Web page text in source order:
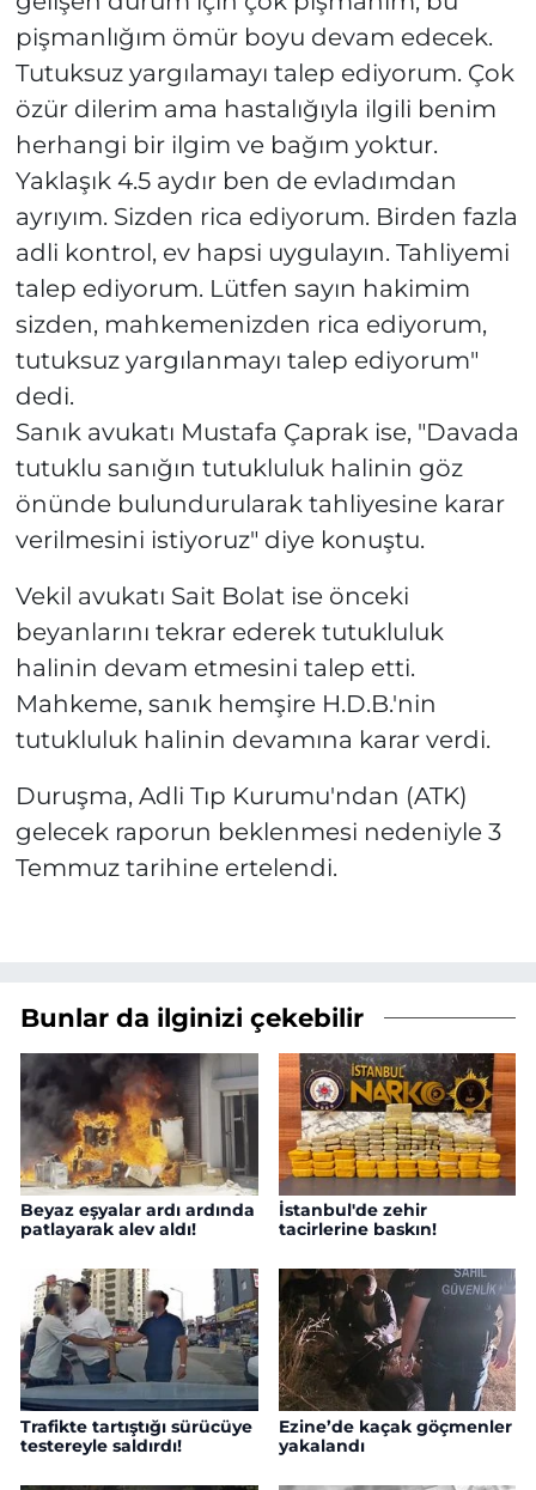
pişmanlığım ömür boyu devam edecek.
Tutuksuz yargılamayı talep ediyorum. Çok
özür dilerim ama hastalığıyla ilgili benim
herhangi bir ilgim ve bağım yoktur.
Yaklaşık 4.5 aydır ben de evladımdan
ayrıyım. Sizden rica ediyorum. Birden fazla
adli kontrol, ev hapsi uygulayın. Tahliyemi
talep ediyorum. Lütfen sayın hakimim
sizden, mahkemenizden rica ediyorum,
tutuksuz yargılanmayı talep ediyorum"
dedi.
Sanık avukatı Mustafa Çaprak ise, "Davada
tutuklu sanığın tutukluluk halinin göz
önünde bulundurularak tahliyesine karar
verilmesini istiyoruz" diye konuştu.
Vekil avukatı Sait Bolat ise önceki
beyanlarını tekrar ederek tutukluluk
halinin devam etmesini talep etti.
Mahkeme, sanık hemşire H.D.B.'nin
tutukluluk halinin devamına karar verdi.
Duruşma, Adli Tıp Kurumu'ndan (ATK)
gelecek raporun beklenmesi nedeniyle 3
Temmuz tarihine ertelendi.
Bunlar da ilginizi çekebilir
Beyaz eşyalar ardı ardında
patlayarak alev aldı!
İstanbul'de zehir
tacirlerine baskın!
Trafikte tartıştığı sürücüye
testereyle saldırdı!
Ezine’de kaçak göçmenler
yakalandı